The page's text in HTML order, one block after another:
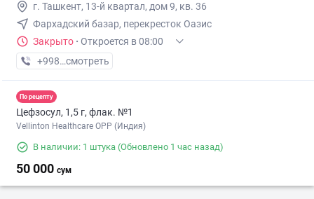
г. Ташкент, 13-й квартал, дом 9, кв. 36
Фархадский базар, перекресток Оазис
Закрыто · Откроется в 08:00
+998 (95) XXX-XX-XX
смотреть
По рецепту
Цефзосул, 1,5 г, флак. №1
Vellinton Healthcare OPP (Индия)
В наличии: 1 штука (Обновлено 1 час назад)
50 000 сум